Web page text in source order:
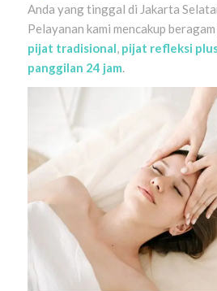
Anda yang tinggal di Jakarta
Pelayanan kami mencakup
pijat tradisional pijat refleksi
panggilan 24 jam